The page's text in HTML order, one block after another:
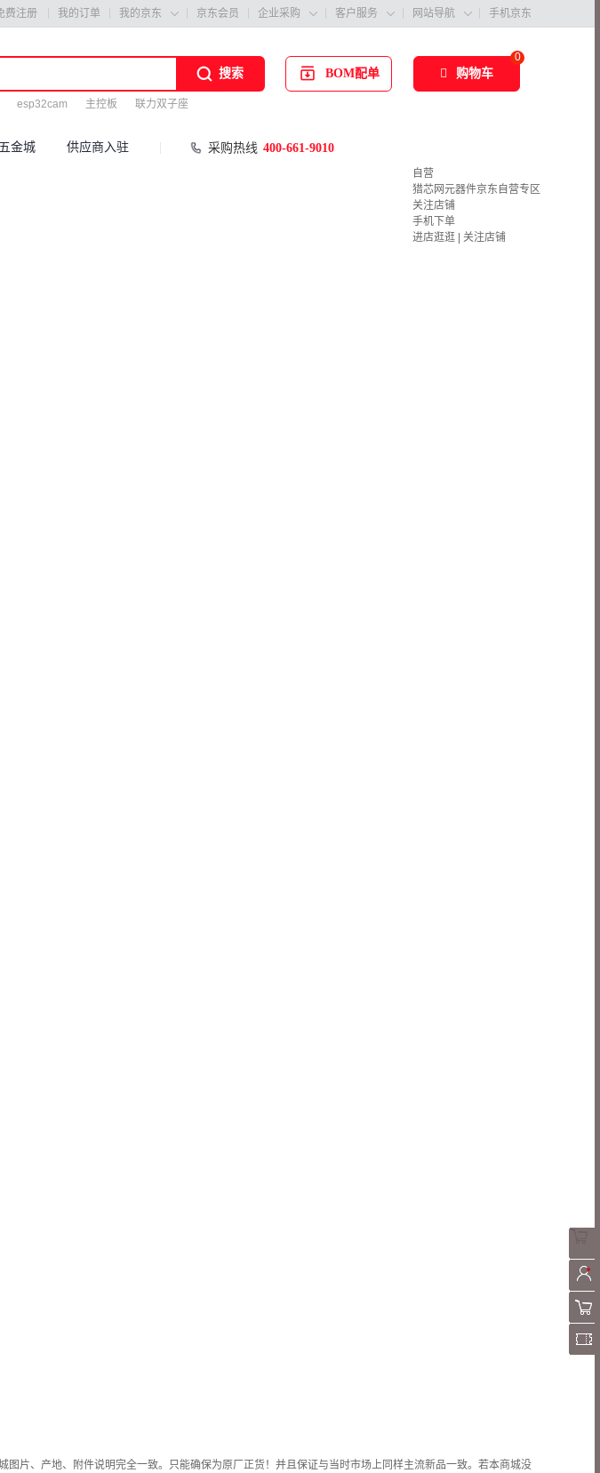
费注册 我的订单 我的京东  京东会员 企业采购  客户服务  网站导航  手机京东
搜索
esp32cam 主控板 联力双子座
BOM配单
0
购物车
金城 供应商入驻 采购热线 400-661-9010
自营
猎芯网元器件京东自营专区
关注店铺
手机下单
进店逛逛
关注店铺
片、产地、附件说明完全一致。只能确保为原厂正货！并且保证与当时市场上同样主流新品一致。若本商城没